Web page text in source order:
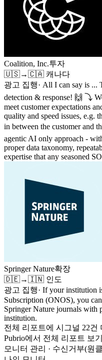
Coalition, Inc.투자
🇺🇸→🇨🇦 캐나다
광고 집행· All I can say is ...
detection & response! 🙌 ⤵️
meet customer expectations
quality and speed issues, e.g.
in between the customer and
agentic AI only approach -
proper data taxonomy,
expertise that any seasoned
Springer Nature확장
🇩🇪→🇮🇳 인도
광고 집행· If your institution
Subscription (ONOS), you
Springer Nature journals with
institution.
전체 리포트에 시그널 22건
Pubrio에서 전체 리포트 보기
모니터 관리 · 수신거부(원